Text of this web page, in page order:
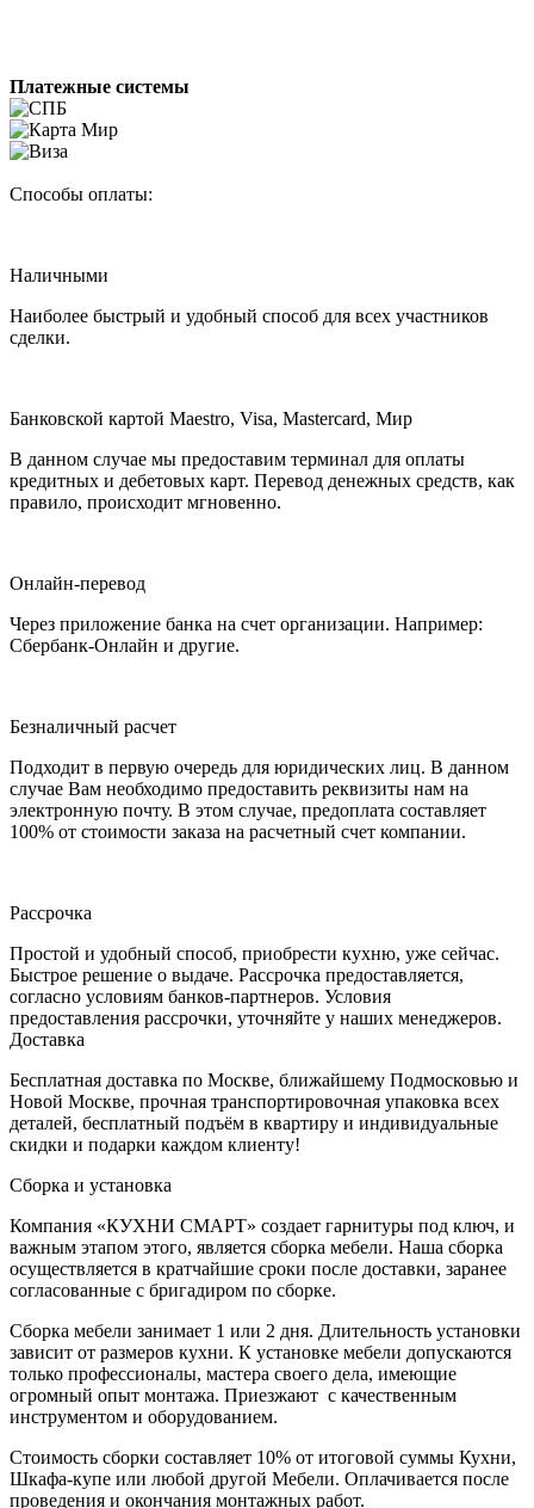
Платежные системы
Способы оплаты:
Наличными
Наиболее быстрый и удобный способ для всех участников
сделки.
Банковской картой Maestro, Visa, Mastercard, Мир
В данном случае мы предоставим терминал для оплаты
кредитных и дебетовых карт. Перевод денежных средств, как
правило, происходит мгновенно.
Онлайн-перевод
Через приложение банка на счет организации. Например:
Сбербанк-Онлайн и другие.
Безналичный расчет
Подходит в первую очередь для юридических лиц. В данном
случае Вам необходимо предоставить реквизиты нам на
электронную почту. В этом случае, предоплата составляет
100% от стоимости заказа на расчетный счет компании.
Рассрочка
Простой и удобный способ, приобрести кухню, уже сейчас.
Быстрое решение о выдаче. Рассрочка предоставляется,
согласно условиям банков-партнеров. Условия
предоставления рассрочки, уточняйте у наших менеджеров.
Доставка
Бесплатная доставка по Москве, ближайшему Подмосковью и
Новой Москве, прочная транспортировочная упаковка всех
деталей, бесплатный подъём в квартиру и индивидуальные
скидки и подарки каждом клиенту!
Сборка и установка
Компания «КУХНИ СМАРТ» создает гарнитуры под ключ, и
важным этапом этого, является сборка мебели. Наша сборка
осуществляется в кратчайшие сроки после доставки, заранее
согласованные с бригадиром по сборке.
Сборка мебели занимает 1 или 2 дня. Длительность установки
зависит от размеров кухни. К установке мебели допускаются
только профессионалы, мастера своего дела, имеющие
огромный опыт монтажа. Приезжают с качественным
инструментом и оборудованием.
Стоимость сборки составляет 10% от итоговой суммы Кухни,
Шкафа-купе или любой другой Мебели. Оплачивается после
проведения и окончания монтажных работ.